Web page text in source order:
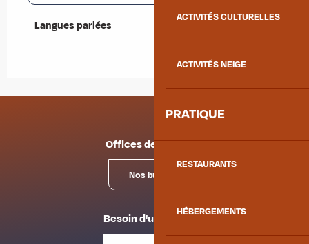
ACTIVITÉS CULTURELLES
ACTIVITÉS NEIGE
PRATIQUE
RESTAURANTS
HÉBERGEMENTS
Langues parlées
Langues parlées
Offices de tourisme
Nos bureaux
Besoin d'un conseil ?